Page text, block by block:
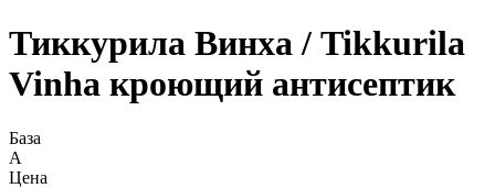
Тиккурила Винха / Tikkurila
Vinha кроющий антисептик
База
A
Цена